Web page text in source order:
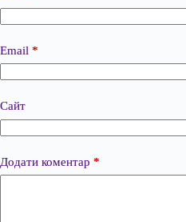
Email *
Сайт
Додати коментар *